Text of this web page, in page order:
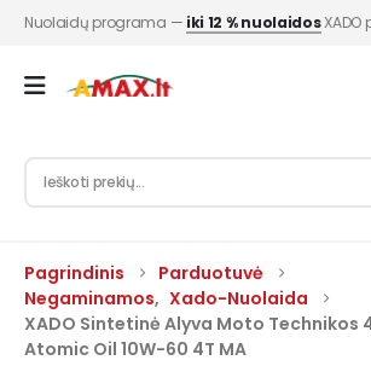
Nuolaidų programa — iki 12 % nuolaidosXADO
Pagrindinis
Parduotuvė
Negaminamos, Xado-Nuolaida
XADO Sintetinė Alyva Moto Technikos
Atomic Oil 10W-60 4T MA